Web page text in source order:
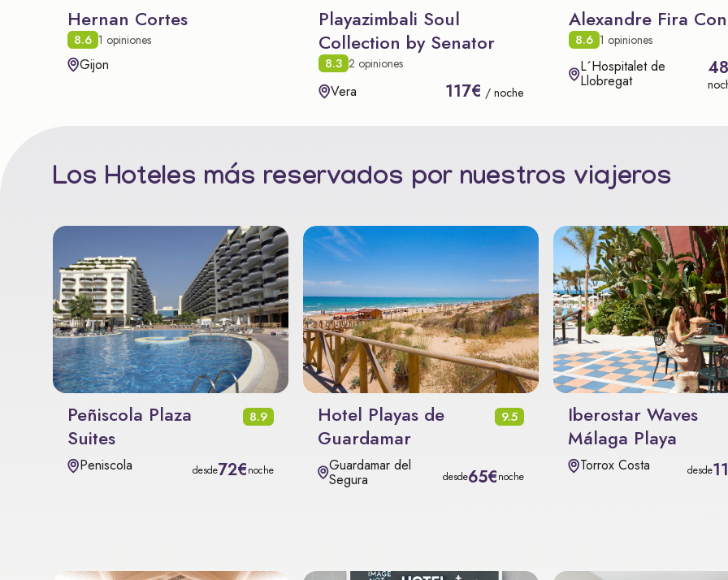
Hernan Cortes
8.6 1 opiniones
Gijon
Playazimbali Soul
Collection by Senator
8.3 2 opiniones
Vera 117€ / noche
Alexandre Fira
8.6 1 opiniones
L´Hospitalet de
Llobregat
Los Hoteles más reservados por nuestros viajeros
Peñiscola Plaza
Suites
8.9
Peniscola desde72€noche
Hotel Playas de
Guardamar
9.5
Guardamar del
Segura desde65€noche
Iberostar Waves
Málaga Playa
Torrox Costa desde